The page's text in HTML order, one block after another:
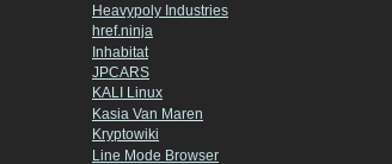
Heavypoly Industries
href.ninja
Inhabitat
JPCARS
KALI Linux
Kasia Van Maren
Kryptowiki
Line Mode Browser